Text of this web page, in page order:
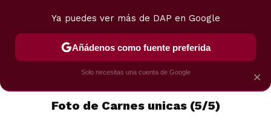
POSTRES VIAJES SELECCIÓN VEGUI
Foto de Carnes unicas (5/5)
×
Ya puedes ver más de DAP en Google
Añádenos como fuente preferida
Solo necesitas una cuenta de Google